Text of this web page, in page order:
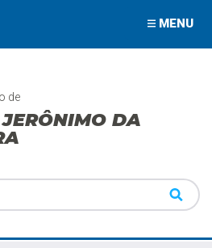
MENU
de
DA